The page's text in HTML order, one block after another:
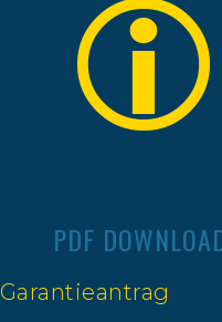
PDF
Garantieantrag